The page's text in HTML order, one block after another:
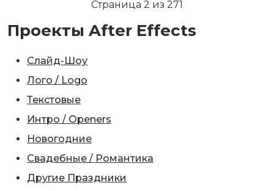
Страница 2 из 271
Проекты After Effects
Слайд-Шоу
Лого / Logo
Текстовые
Интро / Openers
Новогодние
Свадебные / Романтика
Другие Праздники